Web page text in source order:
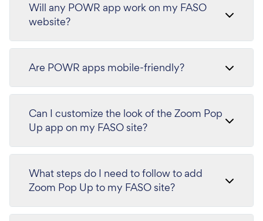
Will any POWR app work on my FASO
website?
Are POWR apps mobile-friendly?
Can I customize the look of the Zoom Pop
Up app on my FASO site?
What steps do I need to follow to add
Zoom Pop Up to my FASO site?